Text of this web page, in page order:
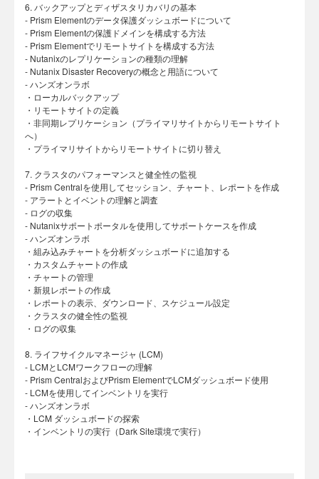
6. バックアップとディザスタリカバリの基本
- Prism Elementのデータ保護ダッシュボードについて
- Prism Elementの保護ドメインを構成する方法
- Prism Elementでリモートサイトを構成する方法
- Nutanixのレプリケーションの種類の理解
- Nutanix Disaster Recoveryの概念と用語について
- ハンズオンラボ
・ローカルバックアップ
・リモートサイトの定義
・非同期レプリケーション（プライマリサイトからリモートサイト
へ）
・プライマリサイトからリモートサイトに切り替え
7. クラスタのパフォーマンスと健全性の監視
- Prism Centralを使用してセッション、チャート、レポートを作成
- アラートとイベントの理解と調査
- ログの収集
- Nutanixサポートポータルを使用してサポートケースを作成
- ハンズオンラボ
・組み込みチャートを分析ダッシュボードに追加する
・カスタムチャートの作成
・チャートの管理
・新規レポートの作成
・レポートの表示、ダウンロード、スケジュール設定
・クラスタの健全性の監視
・ログの収集
8. ライフサイクルマネージャ (LCM)
- LCMとLCMワークフローの理解
- Prism CentralおよびPrism ElementでLCMダッシュボード使用
- LCMを使用してインベントリを実行
- ハンズオンラボ
・LCM ダッシュボードの探索
・インベントリの実行（Dark Site環境で実行）